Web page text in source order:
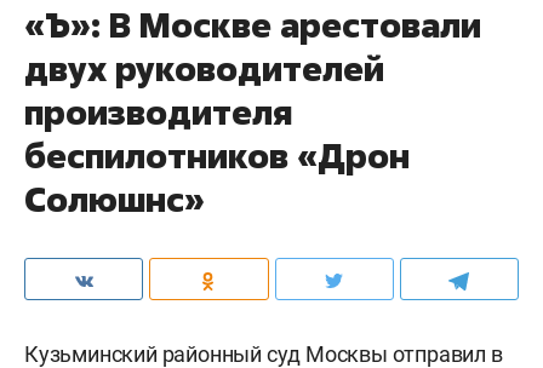
«Ъ»: В Москве арестовали
двух руководителей
производителя
беспилотников «Дрон
Солюшнс»
Кузьминский районный суд Москвы отправил в